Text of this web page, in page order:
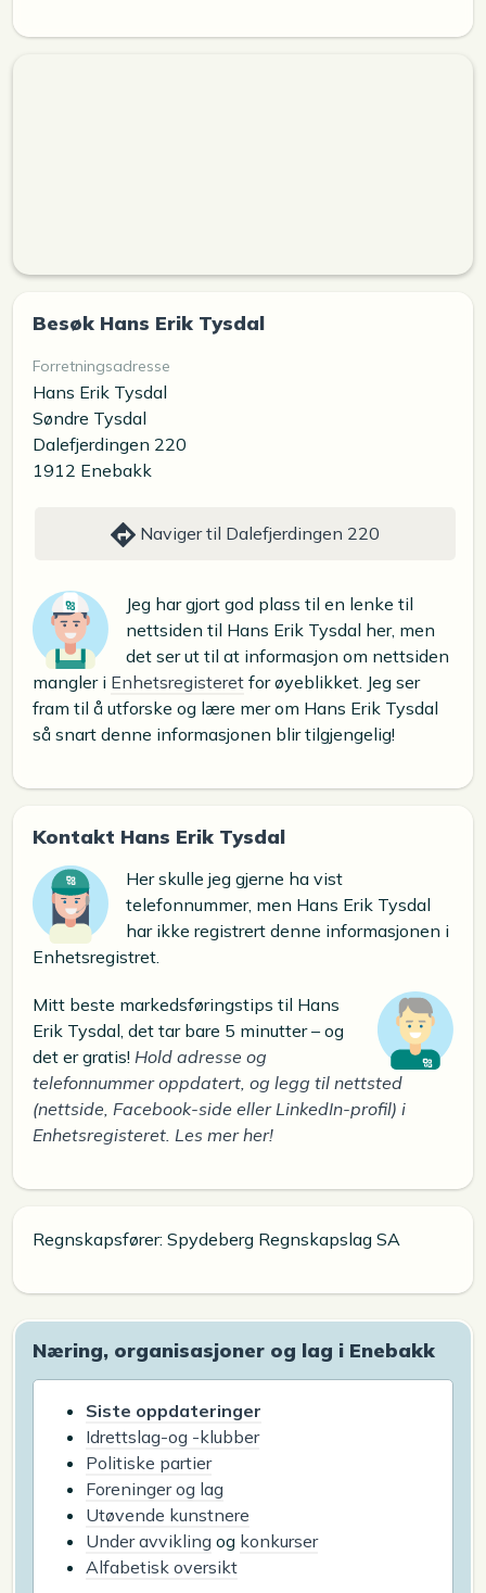
Besøk Hans Erik Tysdal
Forretningsadresse
Hans Erik Tysdal
Søndre Tysdal
Dalefjerdingen 220
1912 Enebakk
Naviger til Dalefjerdingen 220
Jeg har gjort god plass til en lenke til
nettsiden til Hans Erik Tysdal her, men
det ser ut til at informasjon om nettsiden
mangler i Enhetsregisteret for øyeblikket. Jeg ser
fram til å utforske og lære mer om Hans Erik Tysdal
så snart denne informasjonen blir tilgjengelig!
Kontakt Hans Erik Tysdal
Her skulle jeg gjerne ha vist
telefonnummer, men Hans Erik Tysdal
har ikke registrert denne informasjonen i
Enhetsregistret.
Mitt beste markedsføringstips til Hans
Erik Tysdal, det tar bare 5 minutter – og
det er gratis! Hold adresse og
telefonnummer oppdatert, og legg til nettsted
(nettside, Facebook-side eller LinkedIn-profil) i
Enhetsregisteret. Les mer her!
Regnskapsfører: Spydeberg Regnskapslag SA
Næring, organisasjoner og lag i Enebakk
Siste oppdateringer
Idrettslag-og -klubber
Politiske partier
Foreninger og lag
Utøvende kunstnere
Under avvikling og konkurser
Alfabetisk oversikt